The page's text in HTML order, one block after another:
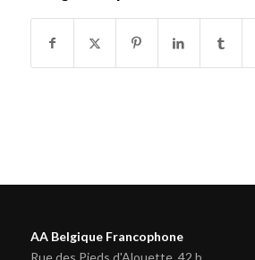
AA Belgique Francophone
Rue des Pieds d'Alouette, 42 b